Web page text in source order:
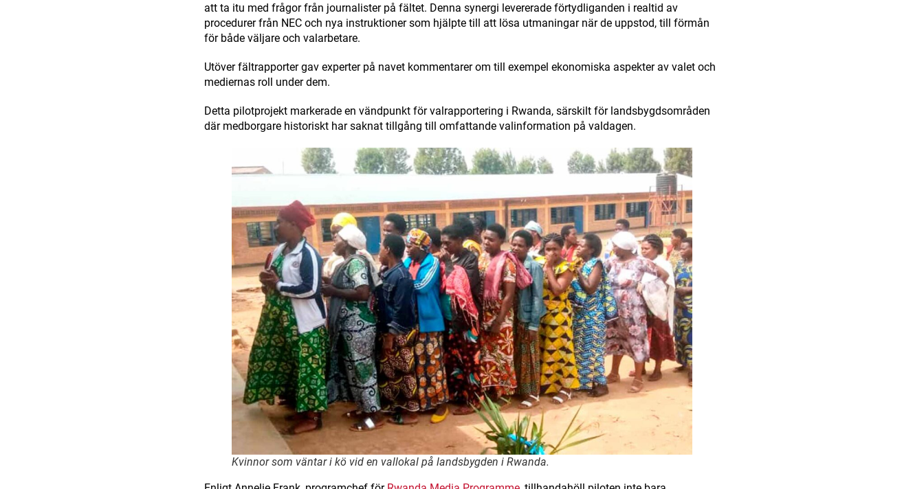
att ta itu med frågor från journalister på fältet. Denna synergi levererade förtydliganden i realtid av
procedurer från NEC och nya instruktioner som hjälpte till att lösa utmaningar när de uppstod, till förmån
för både väljare och valarbetare.
Utöver fältrapporter gav experter på navet kommentarer om till exempel ekonomiska aspekter av valet och
mediernas roll under dem.
Detta pilotprojekt markerade en vändpunkt för valrapportering i Rwanda, särskilt för landsbygdsområden
där medborgare historiskt har saknat tillgång till omfattande valinformation på valdagen.
Kvinnor som väntar i kö vid en vallokal på landsbygden i Rwanda.